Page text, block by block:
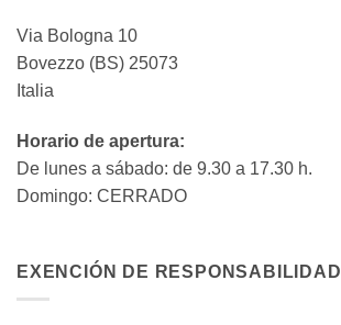
Via Bologna 10
Bovezzo (BS) 25073
Italia
Horario de apertura:
De lunes a sábado: de 9.30 a 17.30 h.
Domingo: CERRADO
EXENCIÓN DE RESPONSABILIDAD